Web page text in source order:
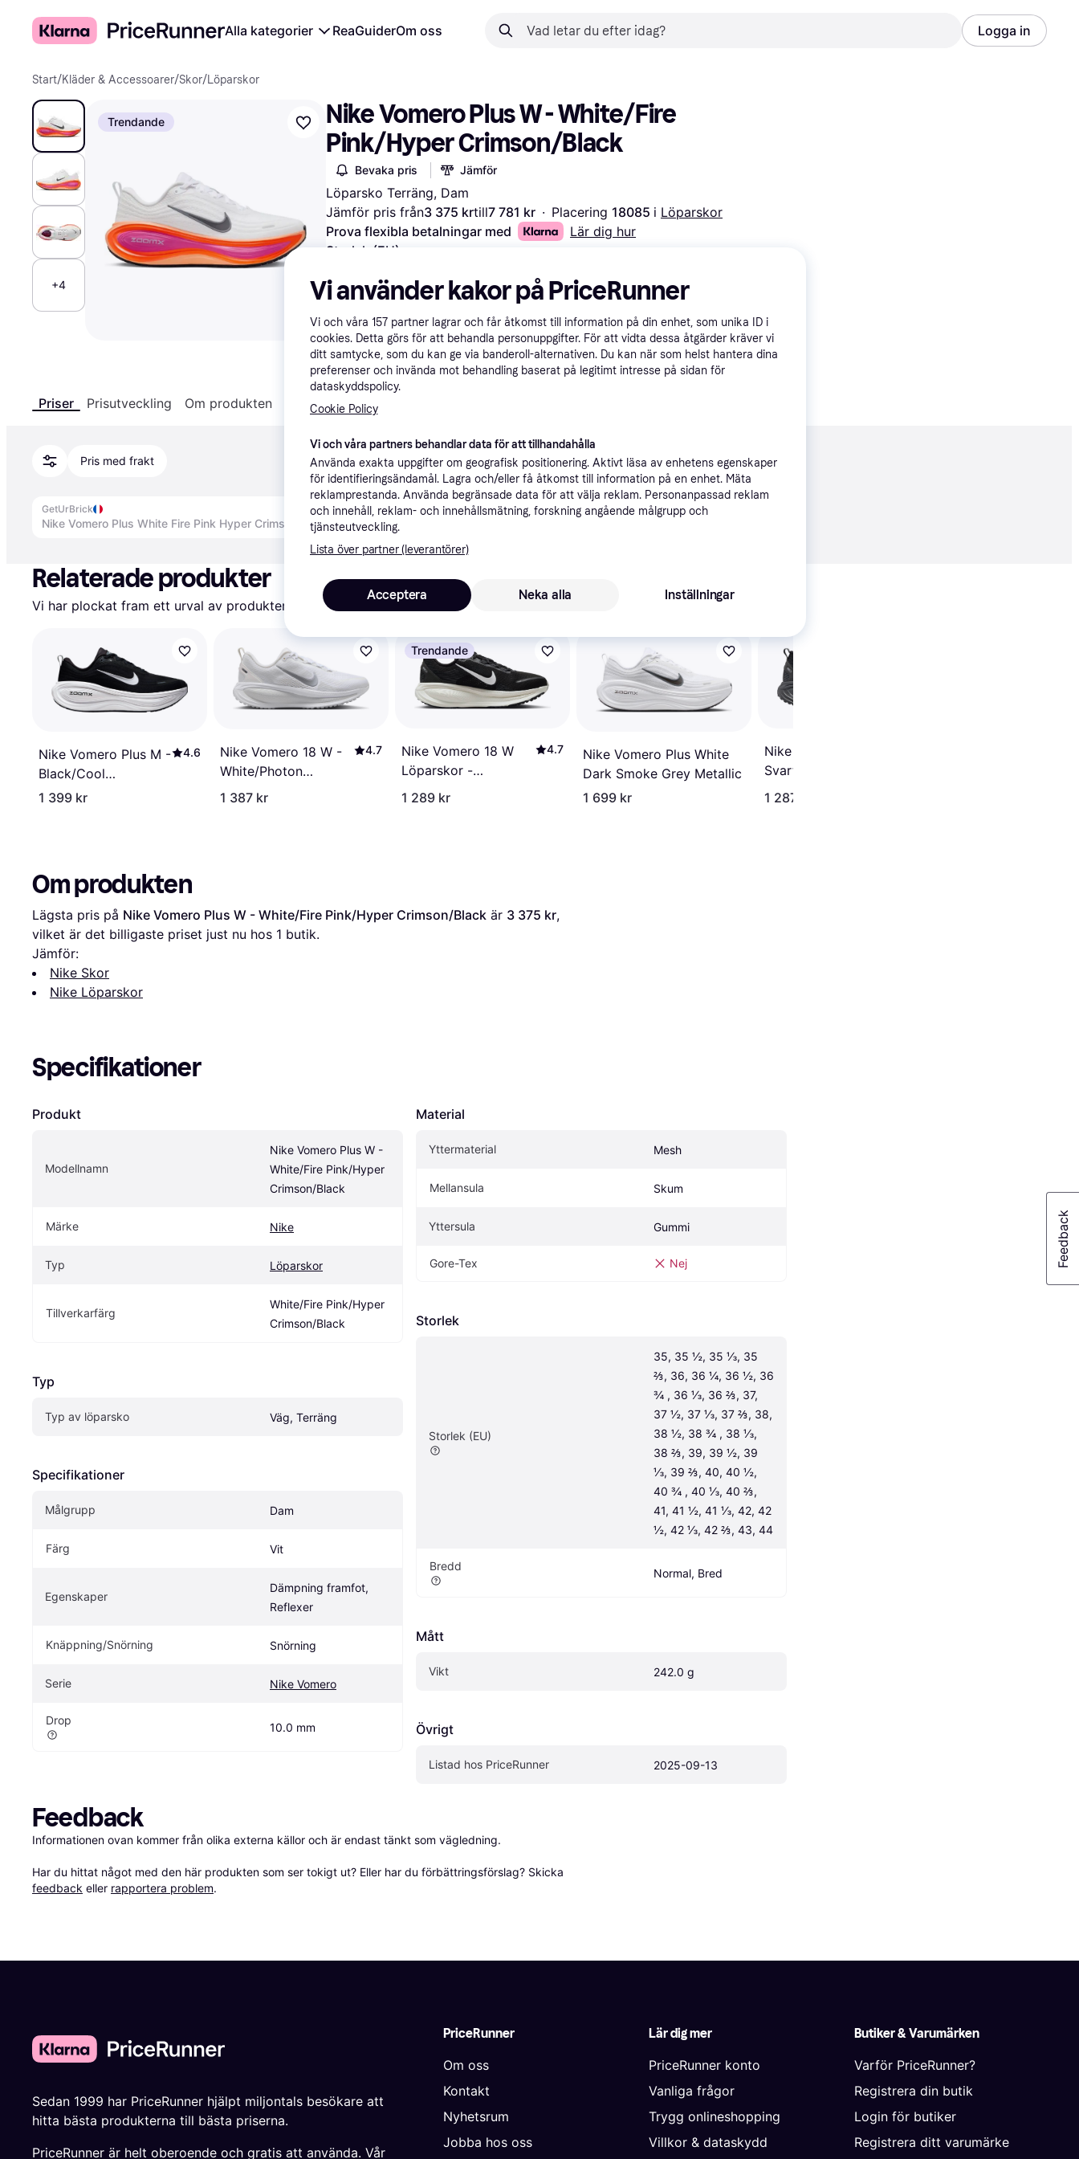
Alla kategorier ReaGuiderOm oss Logga in
Start/Kläder & Accessoarer/Skor/Löparskor
Trendande
+4
Nike Vomero Plus W - White/Fire
Pink/Hyper Crimson/Black
Bevaka pris Jämför
Löparsko Terräng, Dam
Jämför pris från3 375 krtill7 781 kr · Placering 18085 i Löparskor
Prova flexibla betalningar med
Lär dig hur
Storlek (EU)
Välj Storlek (EU)
2 000 kr 1 299 kr 2 524 kr 1 534 kr 3 023 kr 2 152 kr
Priser Prisutveckling Om produkten Specifikationer
Pris med frakt Rekommenderad
GetUrBrick
Fri frakt, 2-10 dagar3 375 kr
Relaterade produkter
Vi har plockat fram ett urval av produkter som kanske skulle intressera dig.
Nike Vomero Plus M -
Black/Cool
Grey/Metallic Dark
4.6
1 399 kr
Nike Vomero 18 W -
White/Photon
Dust/Summit
4.7
1 387 kr
Trendande
Nike Vomero 18 W
Löparskor -
Black/Summit White
4.7
1 289 kr
Nike Vomero Plus White
Dark Smoke Grey Metallic
1 699 kr
Nike Vomero 18 -
Svart
1 287 kr
Om produkten
Lägsta pris på Nike Vomero Plus W - White/Fire Pink/Hyper Crimson/Black är 3 375 kr,
vilket är det billigaste priset just nu hos 1 butik.
Jämför:
Nike Skor
Nike Löparskor
Specifikationer
Produkt
Modellnamn
Nike Vomero Plus W -
White/Fire Pink/Hyper
Crimson/Black
Märke Nike
Typ Löparskor
Tillverkarfärg
White/Fire Pink/Hyper
Crimson/Black
Typ
Typ av löparsko Väg, Terräng
Specifikationer
Målgrupp Dam
Färg Vit
Egenskaper
Dämpning framfot,
Reflexer
Knäppning/Snörning Snörning
Serie Nike Vomero
Drop
10.0 mm
Material
Yttermaterial Mesh
Mellansula Skum
Yttersula Gummi
Gore-Tex Nej
Storlek
Storlek (EU)
35, 35 ½, 35 ⅓, 35
⅔, 36, 36 ¼, 36 ½, 36
¾ , 36 ⅓, 36 ⅔, 37,
37 ½, 37 ⅓, 37 ⅔, 38,
38 ½, 38 ¾ , 38 ⅓,
38 ⅔, 39, 39 ½, 39
⅓, 39 ⅔, 40, 40 ½,
40 ¾ , 40 ⅓, 40 ⅔,
41, 41 ½, 41 ⅓, 42, 42
½, 42 ⅓, 42 ⅔, 43, 44
Bredd
Normal, Bred
Mått
Vikt 242.0 g
Övrigt
Listad hos PriceRunner 2025-09-13
Feedback
Informationen ovan kommer från olika externa källor och är endast tänkt som vägledning.
Har du hittat något med den här produkten som ser tokigt ut? Eller har du förbättringsförslag? Skicka
feedback eller rapportera problem.
PriceRunner
Om oss
Kontakt
Nyhetsrum
Jobba hos oss
Lär dig mer
PriceRunner konto
Vanliga frågor
Trygg onlineshopping
Villkor & dataskydd
Butiker & Varumärken
Varför PriceRunner?
Registrera din butik
Login för butiker
Registrera ditt varumärke
Sedan 1999 har PriceRunner hjälpt miljontals besökare att
hitta bästa produkterna till bästa priserna.
PriceRunner är helt oberoende och gratis att använda. Vår
Vi använder kakor på PriceRunner
Vi och våra 157 partner lagrar och får åtkomst till information på din enhet, som unika ID i
cookies. Detta görs för att behandla personuppgifter. För att vidta dessa åtgärder kräver vi
ditt samtycke, som du kan ge via banderoll-alternativen. Du kan när som helst hantera dina
preferenser och invända mot behandling baserat på legitimt intresse på sidan för
dataskyddspolicy.
Cookie Policy
Vi och våra partners behandlar data för att tillhandahålla
Använda exakta uppgifter om geografisk positionering. Aktivt läsa av enhetens egenskaper
för identifieringsändamål. Lagra och/eller få åtkomst till information på en enhet. Mäta
reklamprestanda. Använda begränsade data för att välja reklam. Personanpassad reklam
och innehåll, reklam- och innehållsmätning, forskning angående målgrupp och
tjänsteutveckling.
Lista över partner (leverantörer)
Neka alla
Acceptera Inställningar